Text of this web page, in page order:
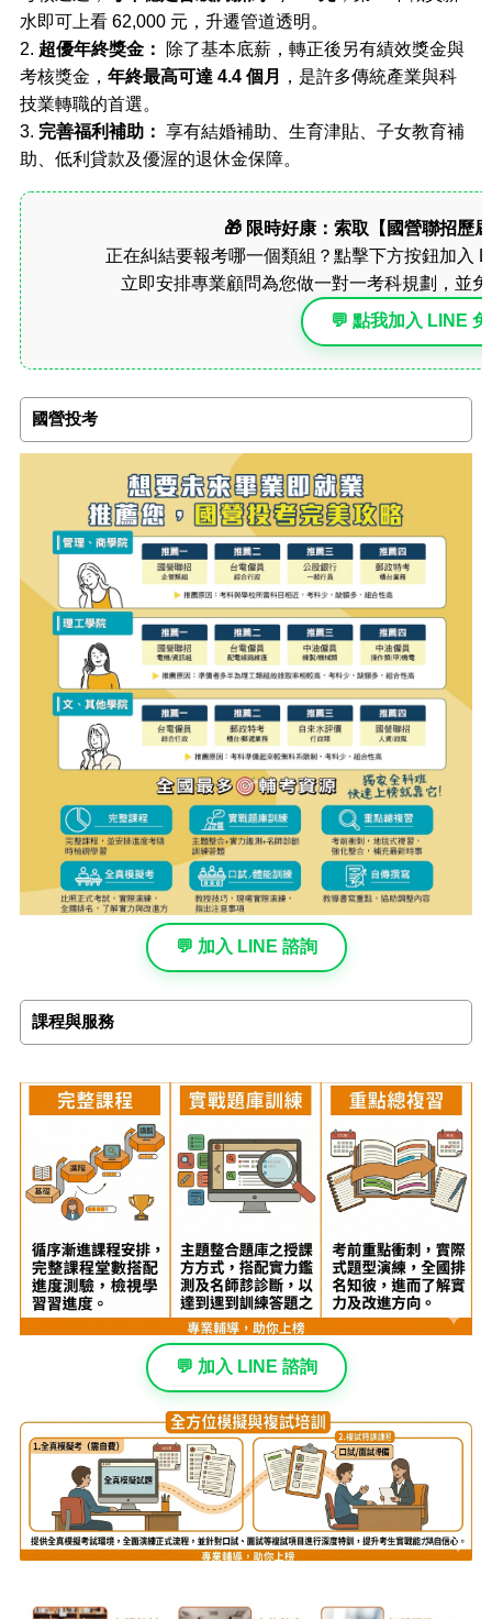
水即可上看 62,000 元，升遷管道透明。
2. 超優年終獎金：
除了基本底薪，轉正後另有績效獎金與
考核獎金， 年終最高可達 4.4 個月
，是許多傳統產業與科
技業轉職的首選。
3. 完善福利補助： 享有結婚補助、生育津貼、子女教育補
助、低利貸款及優渥的退休金保障。
🎁 限時好康：索取【國營聯招歷
正在糾結要報考哪一個類組？點擊下方按鈕加入
立即安排專業顧問為您做一對一考科規劃，並
💬 點我加入 LINE
國營投考
💬 加入 LINE 諮詢
課程與服務
💬 加入 LINE 諮詢